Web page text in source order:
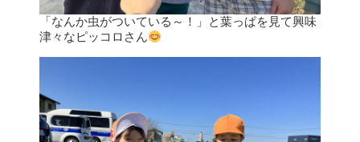
「なんか虫がついている～！」と葉っぱを見て興味
津々なピッコロさん